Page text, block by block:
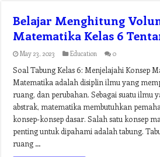
Belajar Menghitung
Matematika Kelas 6
May 23, 2023 Education 0
Soal Tabung Kelas 6: Menjelajahi Konsep
Matematika adalah disiplin ilmu yang
ruang, dan perubahan. Sebagai suatu ilmu
abstrak, matematika membutuhkan
konsep-konsep dasar. Salah satu konsep
penting untuk dipahami adalah tabung.
ruang …